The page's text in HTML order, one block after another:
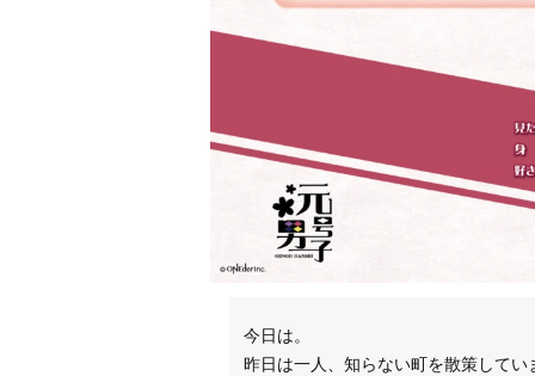
今日は。
昨日は一人、知らない町を散策してい